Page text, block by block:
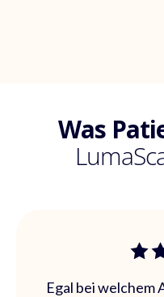
Was
Egal bei welchem